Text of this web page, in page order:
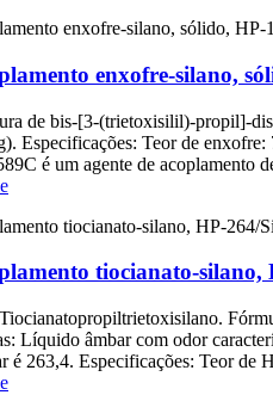
enxofre-silano,
de bis-[3-(trietoxisilil)-propil]-
Especificações: Teor de
é um agente de acoplamento
tiocianato-
Líquido âmbar com odor
é 263,4. Especificações: Teor